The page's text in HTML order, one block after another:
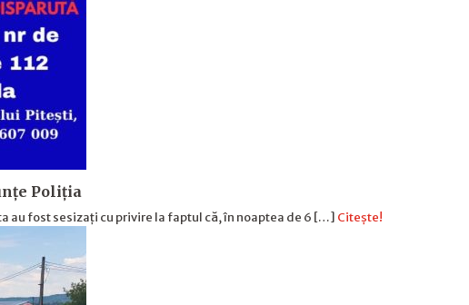
Poliția
au fost sesizați cu privire la faptul că, în noaptea de 6 […] Citește!